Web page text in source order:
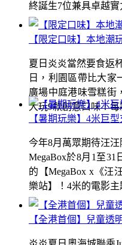
【限定口味】本地潮
夏日炎炎當然要食返
日，利園區帶比大家
廣場中庭港味雪糕街
大玩9款創意口味！
【全港首個】兒童透
終誕生7位兼具卓越
【暑期玩樂】4米巨
今年8月萬眾期待汪汪
MegaBox於8月1至
的【MegaBox x《汪
樂站】！4米的電影主